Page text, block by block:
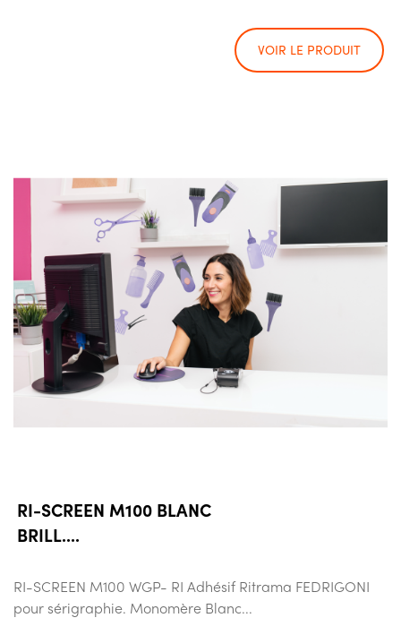
VOIR LE PRODUIT
RI-SCREEN M100 BLANC
BRILL....
RI-SCREEN M100 WGP- RI Adhésif Ritrama FEDRIGONI
pour sérigraphie. Monomère Blanc...